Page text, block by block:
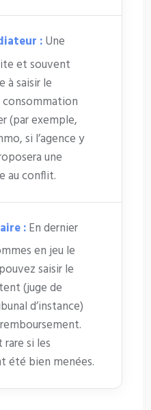
:Une
et souvent
à saisir le
(par exemple,
si l’agence y
une
au conflit.
:En dernier
en jeu le
saisir le
(juge de
d’instance)
si les
été bien menées.